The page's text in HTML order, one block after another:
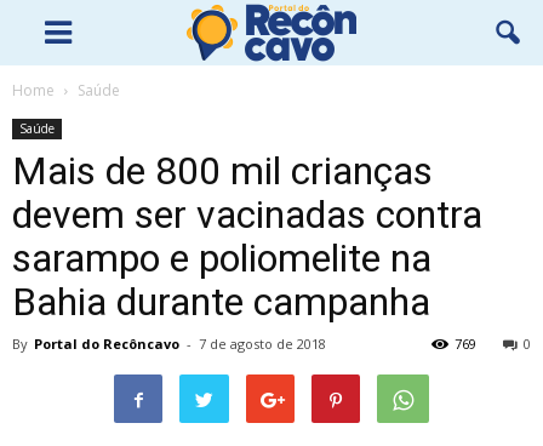
Home Saúde
Saúde
Mais de 800 mil crianças
devem ser vacinadas contra
sarampo e poliomelite na
Bahia durante campanha
By Portal do Recôncavo - 7 de agosto de 2018 0
769